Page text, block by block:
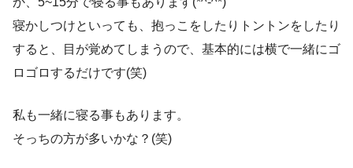
寝かしつけといっても、抱っこをしたりトントンをしたり
すると、目が覚めてしまうので、基本的には横で一緒にゴ
ロゴロするだけです(笑)
私も一緒に寝る事もあります。
そっちの方が多いかな？(笑)